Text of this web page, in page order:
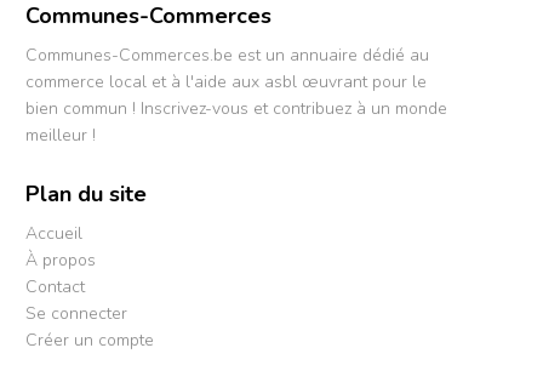
Communes-Commerces
Communes-Commerces.be est un annuaire dédié au
commerce local et à l'aide aux asbl œuvrant pour le
bien commun ! Inscrivez-vous et contribuez à un monde
meilleur !
Plan du site
Accueil
À propos
Contact
Se connecter
Créer un compte